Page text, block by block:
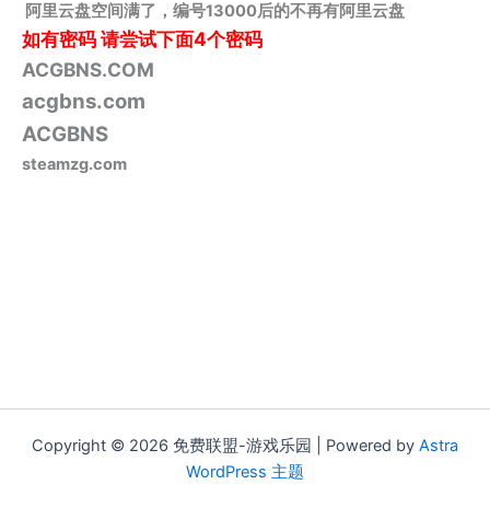
阿里云盘空间满了，编号13000后的不再有阿里云盘
如有密码请尝试下面4个密码
ACGBNS.COM
acgbns.com
ACGBNS
steamzg.com
Copyright © 2026 免费联盟-游戏乐园 | Powered by Astra
WordPress 主题